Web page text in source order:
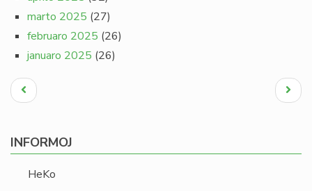
marto 2025 (27)
februaro 2025 (26)
januaro 2025 (26)
Pagination
Antaŭa
paĝo
Next
page
INFORMOJ
HeKo